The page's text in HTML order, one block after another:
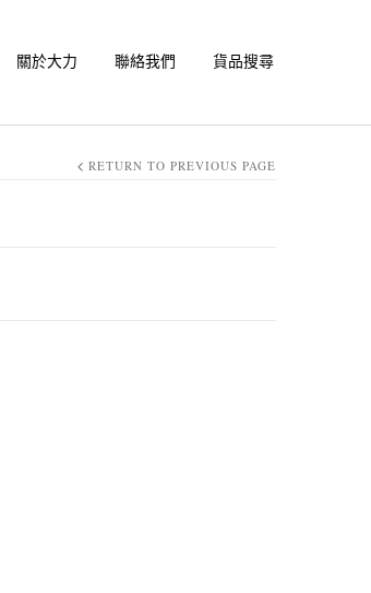
關於大力 聯絡我們 貨品搜尋
RETURN TO PREVIOUS PAGE